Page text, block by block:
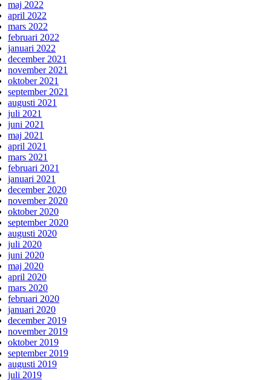
maj 2022
april 2022
mars 2022
februari 2022
januari 2022
december 2021
november 2021
oktober 2021
september 2021
augusti 2021
juli 2021
juni 2021
maj 2021
april 2021
mars 2021
februari 2021
januari 2021
december 2020
november 2020
oktober 2020
september 2020
augusti 2020
juli 2020
juni 2020
maj 2020
april 2020
mars 2020
februari 2020
januari 2020
december 2019
november 2019
oktober 2019
september 2019
augusti 2019
juli 2019